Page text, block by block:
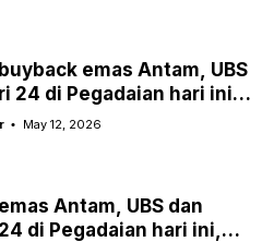
emas Antam, UBS
24 di Pegadaian hari ini,
Mei 2026
May 12, 2026
Antam, UBS dan
di Pegadaian hari ini,